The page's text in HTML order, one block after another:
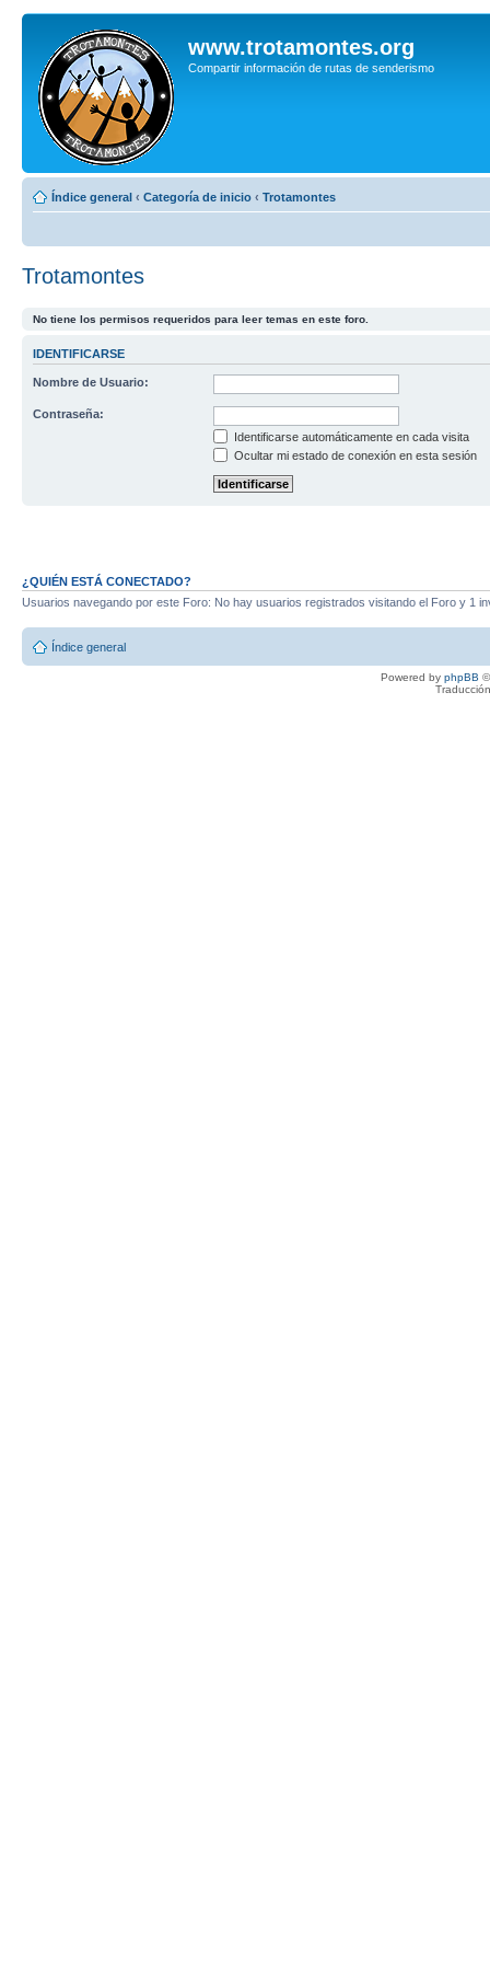
www.trotamontes.org
Compartir información de rutas de senderismo
Índice general ‹ Categoría de inicio ‹ Trotamontes
Trotamontes
No tiene los permisos requeridos para leer temas en este foro.
IDENTIFICARSE
Nombre de Usuario:
Contraseña:
Identificarse automáticamente en cada visita
Ocultar mi estado de conexión en esta sesión
¿QUIÉN ESTÁ CONECTADO?
Usuarios navegando por este Foro: No hay usuarios registrados visitando el Foro y 1
Índice general
Powered by phpBB